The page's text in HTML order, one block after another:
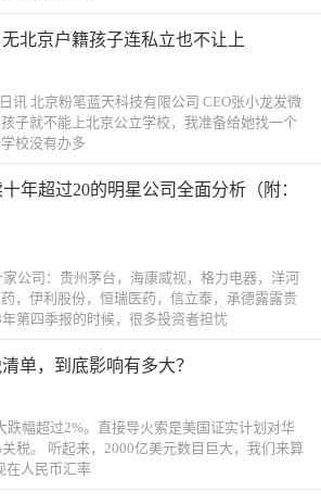
北京户籍孩子连私立也不让上
讯 北京粉笔蓝天科技有限公司 CEO张小龙发微
子就不能上北京公立学校，我准备给她找一个
校没有办多
年超过20的明星公司全面分析（附：
公司：贵州茅台，海康威视，格力电器，洋河
，伊利股份，恒瑞医药，信立泰，承德露露贵
第四季报的时候，很多投资者担忧
单，到底影响有多大？
跌幅超过2%。直接导火索是美国证实计划对华
税。 听起来，2000亿美元数目巨大，我们来算
在人民币汇率